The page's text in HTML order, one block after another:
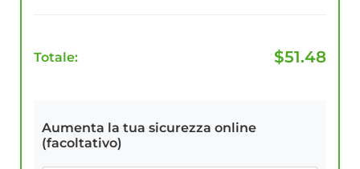
Totale: $51.48
Aumenta la tua sicurezza online
(facoltativo)